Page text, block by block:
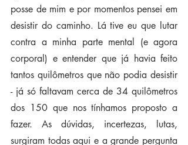
posse de mim e por momentos pensei em
desistir do caminho. Lá tive eu que lutar
contra a minha parte mental (e agora
corporal) e entender que já havia feito
tantos quilômetros que não podia desistir
- já só faltavam cerca de 34 quilômetros
dos 150 que nos tínhamos proposto a
fazer. As dúvidas, incertezas, lutas,
surgiram todas aqui e a grande pergunta